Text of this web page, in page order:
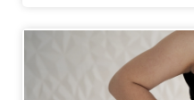
效的輔助食品，就讓